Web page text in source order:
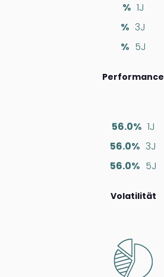
% 1J
% 3J
% 5J
Performance
56.0% 1J
56.0% 3J
56.0% 5J
Volatilität